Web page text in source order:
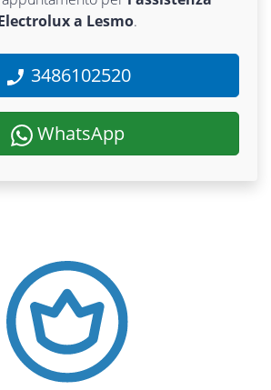
a Lesmo.
3486102520
WhatsApp